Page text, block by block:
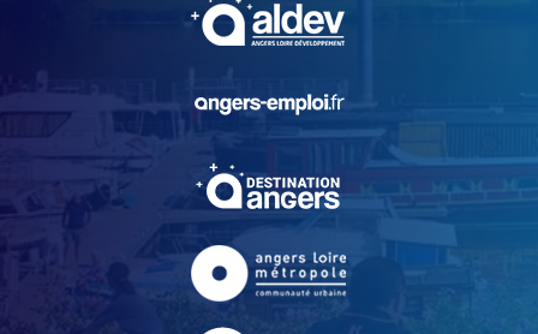
, Ouvre une nouvelle
, Ouvre une nouvelle